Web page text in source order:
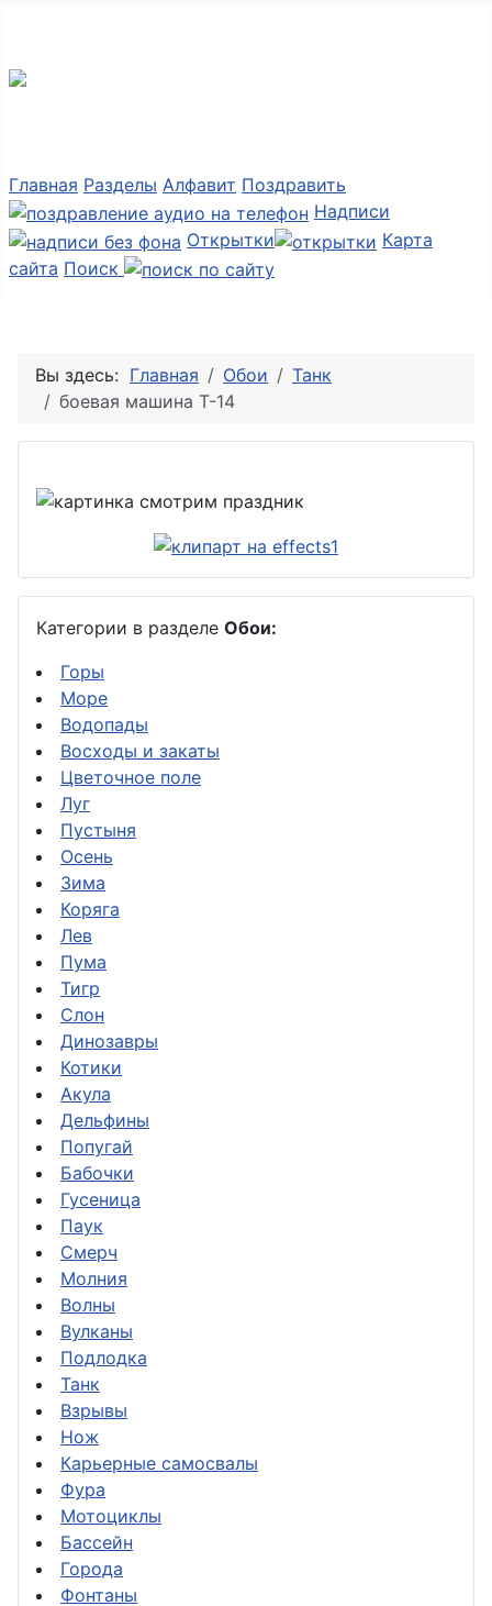
Главная Разделы Алфавит Поздравить
Надписи
Открытки
Карта
сайта Поиск
Вы здесь: Главная Обои
Танк
боевая машина Т-14
Категории в разделе Обои:
Горы
Море
Водопады
Восходы и закаты
Цветочное поле
Луг
Пустыня
Осень
Зима
Коряга
Лев
Пума
Тигр
Слон
Динозавры
Котики
Акула
Дельфины
Попугай
Бабочки
Гусеница
Паук
Смерч
Молния
Волны
Вулканы
Подлодка
Танк
Взрывы
Нож
Карьерные самосвалы
Фура
Мотоциклы
Бассейн
Города
Фонтаны